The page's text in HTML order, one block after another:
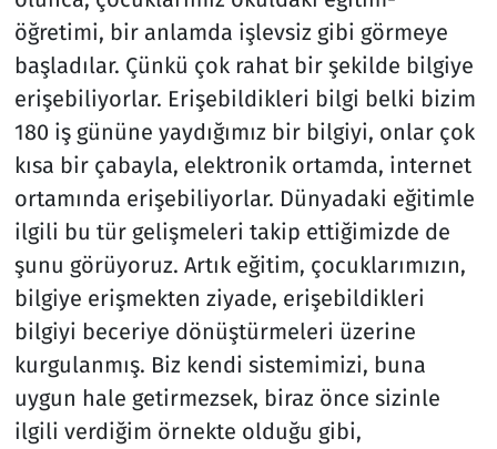
öğretimi, bir anlamda işlevsiz gibi görmeye
başladılar. Çünkü çok rahat bir şekilde bilgiye
erişebiliyorlar. Erişebildikleri bilgi belki bizim
180 iş gününe yaydığımız bir bilgiyi, onlar çok
kısa bir çabayla, elektronik ortamda, internet
ortamında erişebiliyorlar. Dünyadaki eğitimle
ilgili bu tür gelişmeleri takip ettiğimizde de
şunu görüyoruz. Artık eğitim, çocuklarımızın,
bilgiye erişmekten ziyade, erişebildikleri
bilgiyi beceriye dönüştürmeleri üzerine
kurgulanmış. Biz kendi sistemimizi, buna
uygun hale getirmezsek, biraz önce sizinle
ilgili verdiğim örnekte olduğu gibi,